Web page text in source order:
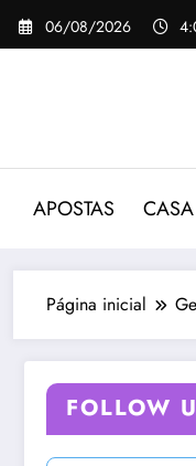
Pular
para
06/08/2026
APOSTAS CASA
Página inicial
FOLLOW